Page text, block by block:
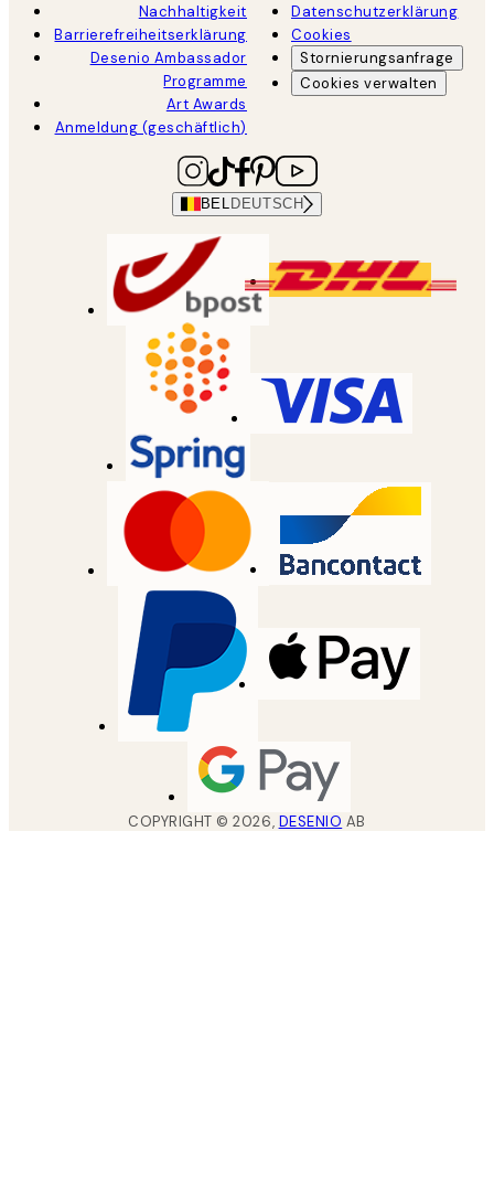
Nachhaltigkeit
Barrierefreiheitserklärung
Desenio Ambassador
Programme
Art Awards
Anmeldung (geschäftlich)
Datenschutzerklärung
Cookies
Stornierungsanfrage
Cookies verwalten
BEL DEUTSCH
COPYRIGHT ©2026, DESENIO AB